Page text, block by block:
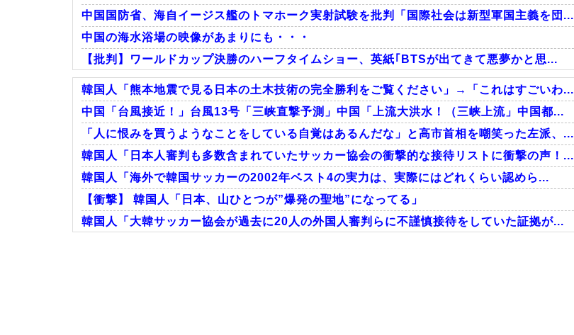
中国国防省、海自イージス艦のトマホーク実射試験を批判「国際社会は新型軍国主義を団...
中国の海水浴場の映像があまりにも・・・
【批判】ワールドカップ決勝のハーフタイムショー、英紙｢BTSが出てきて悪夢かと思...
Powered by livedoor 相互RSS
韓国人「熊本地震で見る日本の土木技術の完全勝利をご覧ください」→「これはすごいわ...
中国「台風接近！」台風13号「三峡直撃予測」中国「上流大洪水！（三峡上流」中国都...
「人に恨みを買うようなことをしている自覚はあるんだな」と高市首相を嘲笑った左派、...
韓国人「日本人審判も多数含まれていたサッカー協会の衝撃的な接待リストに衝撃の声！...
韓国人「海外で韓国サッカーの2002年ベスト4の実力は、実際にはどれくらい認めら...
【衝撃】 韓国人「日本、山ひとつが”爆発の聖地”になってる」
韓国人「大韓サッカー協会が過去に20人の外国人審判らに不謹慎接待をしていた証拠が...